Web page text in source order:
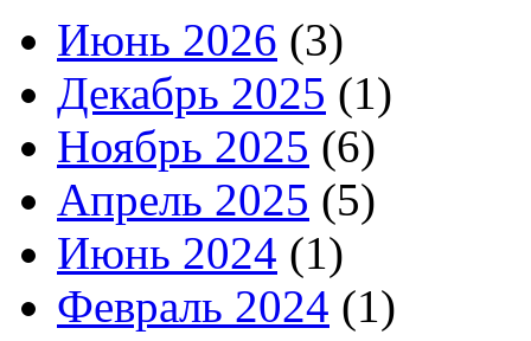
Июнь 2026 (3)
Декабрь 2025 (1)
Ноябрь 2025 (6)
Апрель 2025 (5)
Июнь 2024 (1)
Февраль 2024 (1)